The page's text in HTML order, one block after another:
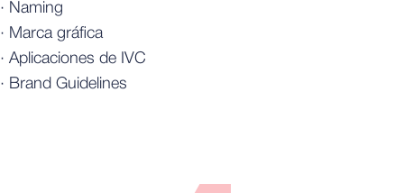
· Naming
· Marca gráfica
· Aplicaciones de IVC
· Brand Guidelines